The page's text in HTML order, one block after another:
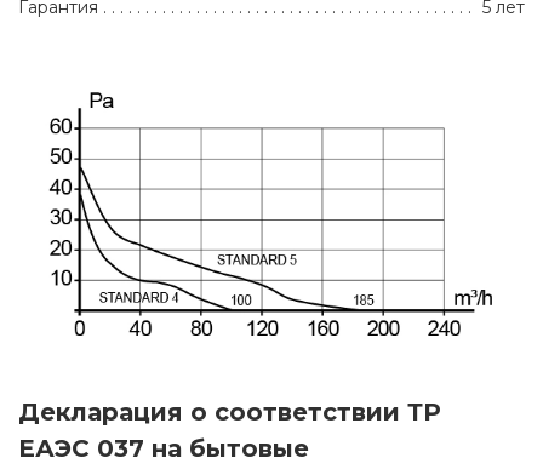
Гарантия
5 лет
Декларация о соответствии ТР
ЕАЭС 037 на бытовые